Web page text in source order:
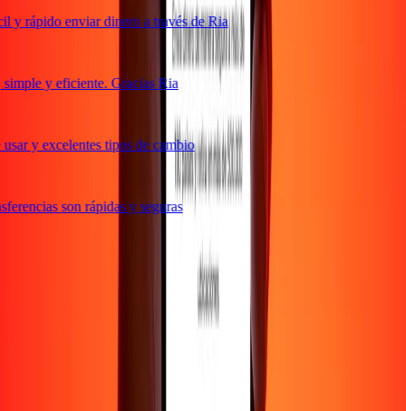
rápido enviar dinero a través de Ria
y eficiente. Gracias Ria
y excelentes tipos de cambio
son rápidas y seguras